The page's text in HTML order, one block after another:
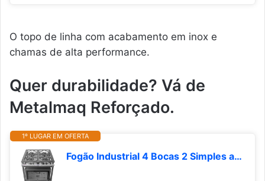
O topo de linha com acabamento em inox e
chamas de alta performance.
Quer durabilidade? Vá de
Metalmaq Reforçado.
1º LUGAR EM OFERTA
Fogão Industrial 4 Bocas 2 Simples a Gás Baixa Pressão MR Fogões com Forno P5